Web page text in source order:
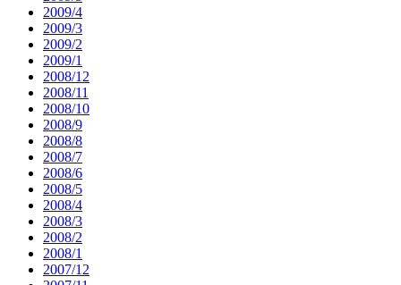
2009/4
2009/3
2009/2
2009/1
2008/12
2008/11
2008/10
2008/9
2008/8
2008/7
2008/6
2008/5
2008/4
2008/3
2008/2
2008/1
2007/12